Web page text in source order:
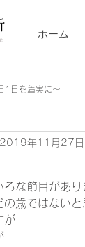
ホーム
1日を着実に～
2019年11月27日
ろな節目があり
の歳ではない
が